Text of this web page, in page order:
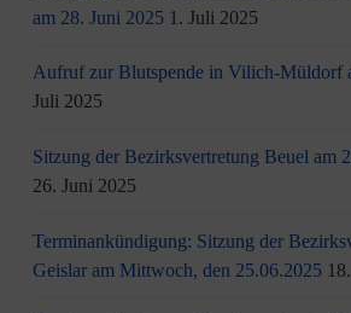
am 28. Juni 2025 1. Juli 2025
Aufruf zur Blutspende in Vilich-Müldorf
Juli 2025
Sitzung der Bezirksvertretung Beuel am
26. Juni 2025
Terminankündigung: Sitzung der
Geislar am Mittwoch, den 25.06.2025